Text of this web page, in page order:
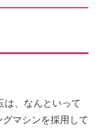
は、なんといって
マシンを採用して